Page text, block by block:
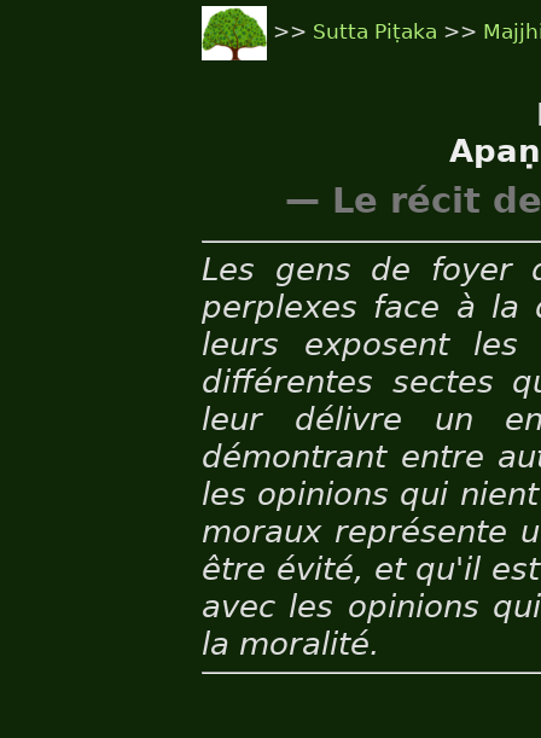
>> Sutta Piṭaka >>
— Le récit
Les gens de foyer
perplexes face à la
leurs exposent les
différentes sectes
leur délivre un
démontrant entre
les opinions qui
moraux représente
être évité, et qu'il
avec les opinions
la moralité.